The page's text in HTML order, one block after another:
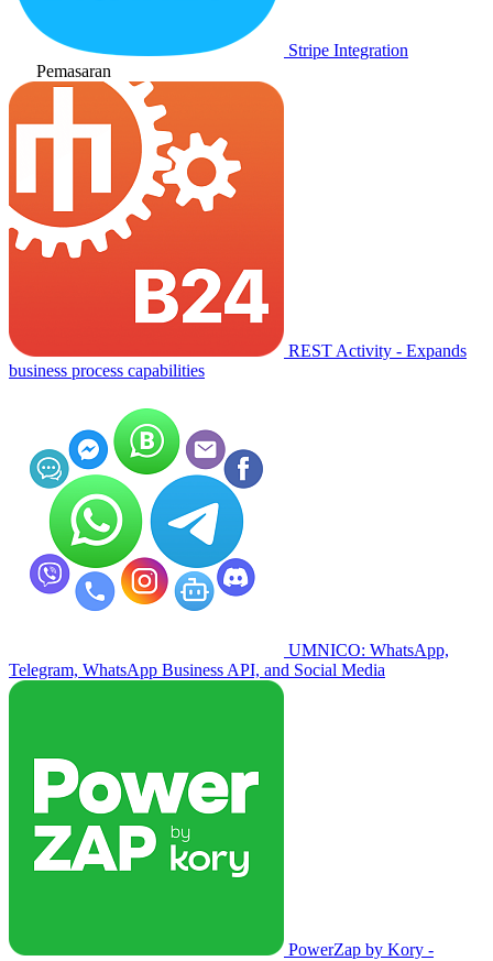
Stripe Integration
Pemasaran
REST Activity - Expands
business process capabilities
UMNICO: WhatsApp,
Telegram, WhatsApp Business API, and Social Media
PowerZap by Kory -